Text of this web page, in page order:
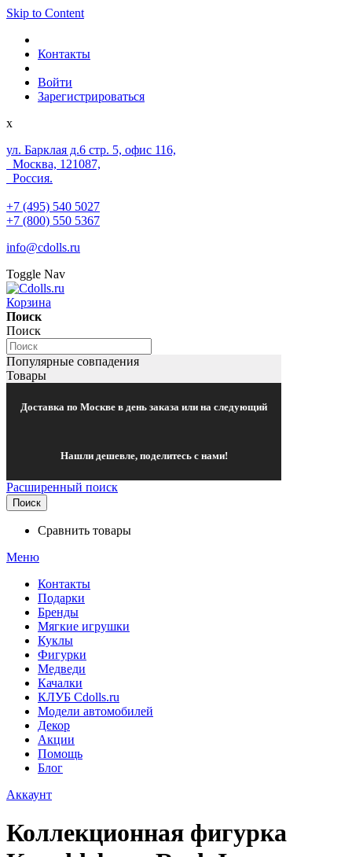
Skip to Content
Контакты
Войти
Зарегистрироваться
x
ул. Барклая д.6 стр. 5, офис 116,
Москва, 121087,
Россия.
+7 (495) 540 5027
+7 (800) 550 5367
info@cdolls.ru
Toggle Nav
Корзина
Поиск
Поиск
Популярные совпадения
Товары
Доставка по Москве в день заказа или на следующий
Нашли дешевле, поделитесь с нами!
Расширенный поиск
Поиск
Сравнить товары
Меню
Контакты
Подарки
Бренды
Мягкие игрушки
Куклы
Фигурки
Медведи
Качалки
КЛУБ Cdolls.ru
Модели автомобилей
Декор
Акции
Помощь
Блог
Аккаунт
Коллекционная фигурка